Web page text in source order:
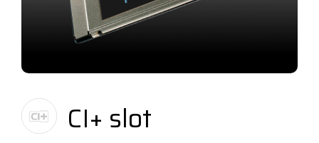
CI+ slot